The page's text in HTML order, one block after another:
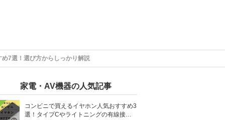
7選！選び方からしっかり解説
家電・AV機器の人気記事
コンビニで買えるイヤホン人気おすすめ3
選！タイプCやライトニングの有線接続